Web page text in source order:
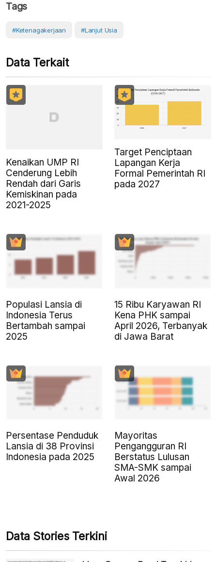
Tags
#Ketenagakerjaan #Lanjut Usia
Data Terkait
Kenaikan UMP RI
Cenderung Lebih
Rendah dari Garis
Kemiskinan pada
2021-2025
Target Penciptaan
Lapangan Kerja
Formal Pemerintah RI
pada 2027
Populasi Lansia di
Indonesia Terus
Bertambah sampai
2025
15 Ribu Karyawan RI
Kena PHK sampai
April 2026, Terbanyak
di Jawa Barat
Persentase Penduduk
Lansia di 38 Provinsi
Indonesia pada 2025
Mayoritas
Pengangguran RI
Berstatus Lulusan
SMA-SMK sampai
Awal 2026
Data Stories Terkini